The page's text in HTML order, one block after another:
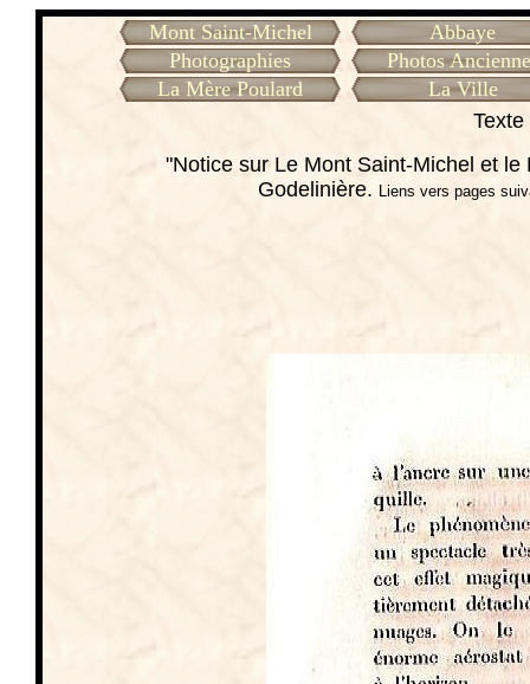
Mont Saint-Michel
Abbaye
Photographies
Photos
La Mère Poulard
La Ville
"Notice sur Le Mont Saint-Michel et
Godelinière. Liens vers pages